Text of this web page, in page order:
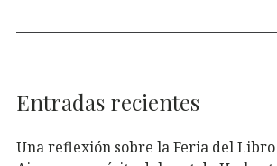
Entradas recientes
Una reflexión sobre la Feria del Libro